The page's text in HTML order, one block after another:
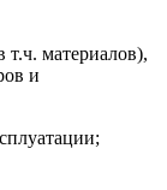
т.ч. материалов),
и